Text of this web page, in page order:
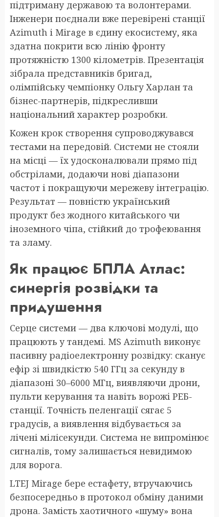
підтриману державою та волонтерами.
Інженери поєднали вже перевірені станції
Azimuth і Mirage в єдину екосистему, яка
здатна покрити всю лінію фронту
протяжністю 1300 кілометрів. Презентація
зібрала представників бригад,
олімпійську чемпіонку Ольгу Харлан та
бізнес-партнерів, підкресливши
національний характер розробки.
Кожен крок створення супроводжувався
тестами на передовій. Системи не стояли
на місці — їх удосконалювали прямо під
обстрілами, додаючи нові діапазони
частот і покращуючи мережеву інтеграцію.
Результат — повністю український
продукт без жодного китайського чи
іноземного чіпа, стійкий до трофеювання
та зламу.
Як працює БПЛА Атлас:
синергія розвідки та
придушення
Серце системи — два ключові модулі, що
працюють у тандемі. MS Azimuth виконує
пасивну радіоелектронну розвідку: сканує
ефір зі швидкістю 540 ГГц за секунду в
діапазоні 30–6000 МГц, виявляючи дрони,
пульти керування та навіть ворожі РЕБ-
станції. Точність пеленгації сягає 5
градусів, а виявлення відбувається за
лічені мілісекунди. Система не випромінює
сигналів, тому залишається невидимою
для ворога.
LTEJ Mirage бере естафету, втручаючись
безпосередньо в протокол обміну даними
дрона. Замість хаотичного «шуму» вона